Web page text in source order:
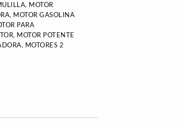
, MOTOR
, MOTOR GASOLINA
PARA
, MOTOR POTENTE
, MOTORES 2